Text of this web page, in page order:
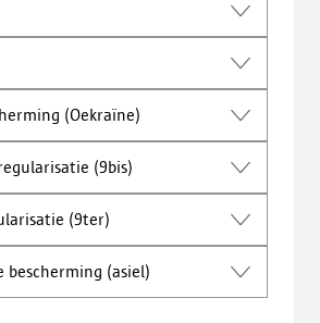
(Oekraïne)
(9bis)
(9ter)
(asiel)